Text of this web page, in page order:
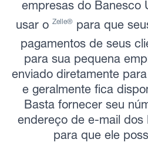
empresas do Banesco
usar o Zelle®
para que
pagamentos de seus
para sua pequena
enviado diretamente
e geralmente fica
Basta fornecer seu
endereço de e-mail dos
para que ele